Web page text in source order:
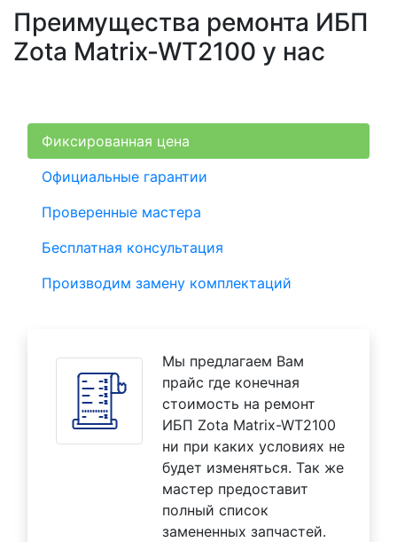
Преимущества ремонта ИБП
Zota Matrix-WT2100 у нас
Фиксированная цена
Официальные гарантии
Проверенные мастера
Бесплатная консультация
Производим замену комплектаций
Мы предлагаем Вам
прайс где конечная
стоимость на ремонт
ИБП Zota Matrix-WT2100
ни при каких условиях не
будет изменяться. Так же
мастер предоставит
полный список
замененных запчастей.